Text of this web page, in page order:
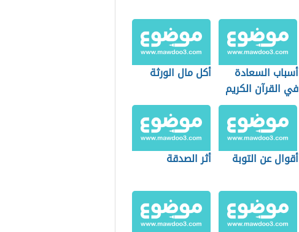
أسباب السعادة
في القرآن الكريم
أكل مال الورثة
أقوال عن التوبة أثر الصدقة